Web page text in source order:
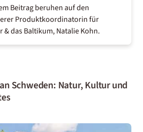
Beitrag beruhen auf den
Produktkoordinatorin für
& das Baltikum, Natalie Kohn.
Schweden: Natur, Kultur und